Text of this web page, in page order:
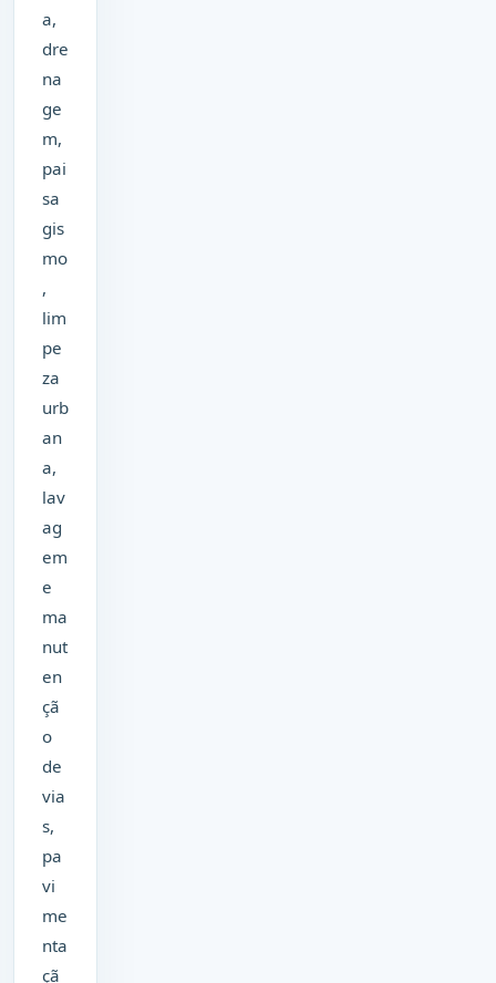
a,
dre
na
ge
m,
pai
sa
gis
mo
,
lim
pe
za
urb
an
a,
lav
ag
em
e
ma
nut
en
çã
o
de
via
s,
pa
vi
me
nta
çã